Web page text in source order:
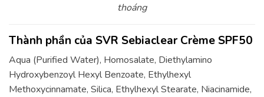
thoáng
Thành phần của SVR Sebiaclear Crème SPF50
Aqua (Purified Water), Homosalate, Diethylamino
Hydroxybenzoyl Hexyl Benzoate, Ethylhexyl
Methoxycinnamate, Silica, Ethylhexyl Stearate, Niacinamide,